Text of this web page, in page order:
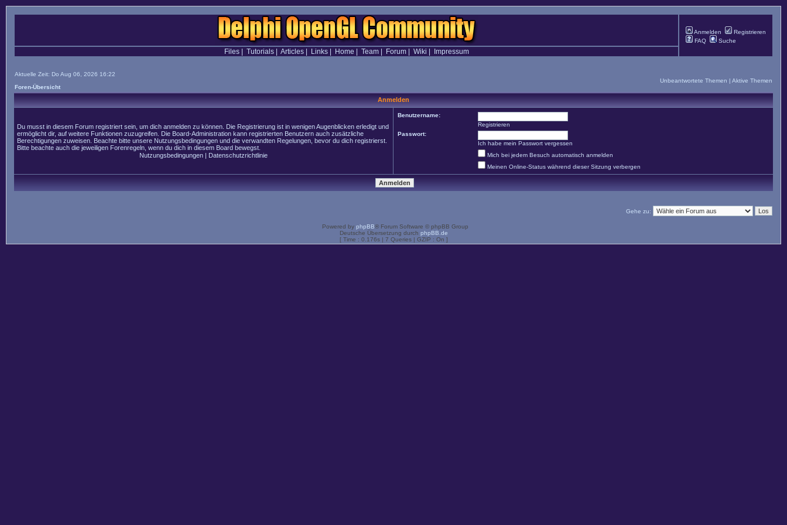
Anmelden
Registrieren
FAQ
Suche
Files| Tutorials| Articles| Links| Home Team| Forum| Wiki Impressum
Aktuelle Zeit: Do Aug 06, 2026 16:22
Foren-Übersicht
Unbeantwortete Themen | Aktive Themen
Anmelden
Du musst in diesem Forum registriert sein, um dich anmelden zu können. Die Registrierung ist in wenigen Augenblicken erledigt und
ermöglicht dir, auf weitere Funktionen zuzugreifen. Die Board-Administration kann registrierten Benutzern auch zusätzliche
Berechtigungen zuweisen. Beachte bitte unsere Nutzungsbedingungen und die verwandten Regelungen, bevor du dich registrierst.
Bitte beachte auch die jeweiligen Forenregeln, wenn du dich in diesem Board bewegst.
Nutzungsbedingungen | Datenschutzrichtlinie
Benutzername:
Registrieren
Passwort:
Ich habe mein Passwort vergessen
Mich bei jedem Besuch automatisch anmelden
Meinen Online-Status während dieser Sitzung verbergen
Gehe zu:
Powered by phpBB® Forum Software © phpBB Group
Deutsche Übersetzung durch phpBB.de
[ Time : 0.176s | 7 Queries | GZIP : On ]